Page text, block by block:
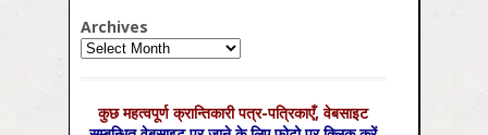
Archives
Archives
कुछ महत्‍वपूर्ण क्रान्तिकारी पत्र-पत्रिकाएँ, वेबसाइट